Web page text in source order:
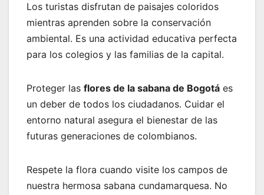
Los turistas disfrutan de paisajes coloridos
mientras aprenden sobre la conservación
ambiental. Es una actividad educativa perfecta
para los colegios y las familias de la capital.
Proteger las flores de la sabana de Bogotá es
un deber de todos los ciudadanos. Cuidar el
entorno natural asegura el bienestar de las
futuras generaciones de colombianos.
Respete la flora cuando visite los campos de
nuestra hermosa sabana cundamarquesa. No